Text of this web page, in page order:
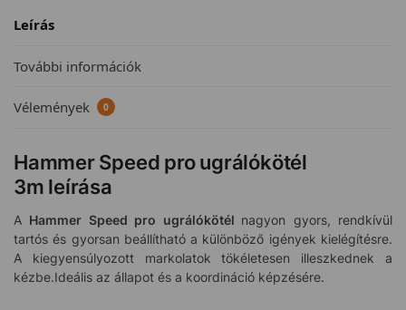
Leírás
További információk
Vélemények 0
Hammer Speed pro ugrálókötél
3m leírása
A Hammer Speed pro ugrálókötél nagyon gyors, rendkívül
tartós és gyorsan beállítható a különböző igények kielégítésre.
A kiegyensúlyozott markolatok tökéletesen illeszkednek a
kézbe.Ideális az állapot és a koordináció képzésére.